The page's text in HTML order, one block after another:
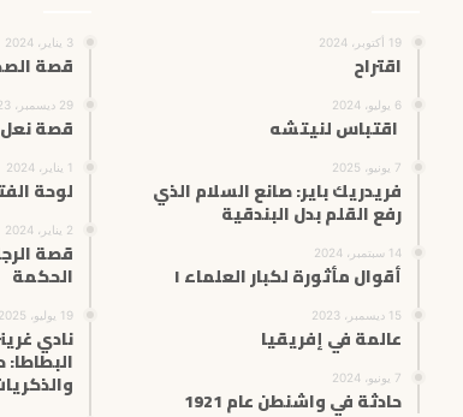
19 أكتوبر، 2024
اقتراح
6 يوليو، 2024
اقتباس لنيتشه
7 يونيو، 2025
فريدريك باير: صانع السلام الذي
رفع القلم بدل البندقية
14 سبتمبر، 2024
أقوال مأثورة لكبار العلماء ١
15 ديسمبر، 2023
عالمة في إفريقيا
7 يونيو، 2024
حادثة في واشنطن عام 1921
3 يناير، 2024
قصة
29 ديسمبر، 2023
قصة
1 يناير، 2024
لوحة
2 يناير، 2024
قصة
الحكمة
19 يوليو، 2025
نادي